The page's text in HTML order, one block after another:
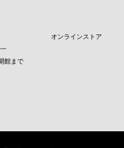
館まで
オンラインストア